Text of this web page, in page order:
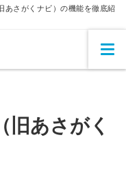
あさがくナビ）の機能を徹底紹
旧あさがく